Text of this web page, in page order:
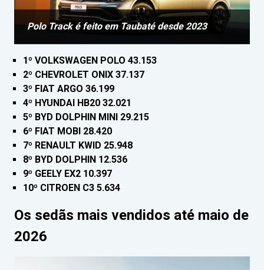
Polo Track é feito em Taubaté desde 2023
1º VOLKSWAGEN POLO 43.153
2º CHEVROLET ONIX 37.137
3º FIAT ARGO 36.199
4º HYUNDAI HB20 32.021
5º BYD DOLPHIN MINI 29.215
6º FIAT MOBI 28.420
7º RENAULT KWID 25.948
8º BYD DOLPHIN 12.536
9º GEELY EX2 10.397
10º CITROEN C3 5.634
Os sedãs mais vendidos até maio de
2026